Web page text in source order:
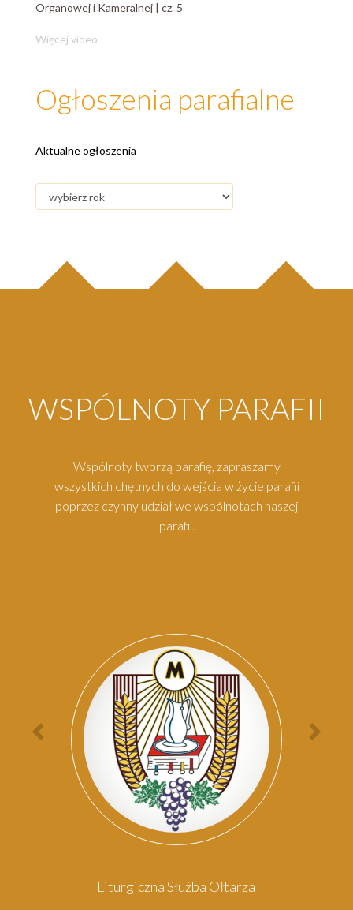
Organowej i Kameralnej | cz. 5
Więcej video
Ogłoszenia parafialne
Aktualne ogłoszenia
WSPÓLNOTY PARAFII
Wspólnoty tworzą parafię, zapraszamy
wszystkich chętnych do wejścia w życie parafii
poprzez czynny udział we wspólnotach naszej
parafii.
Poprzednia
osoba
Liturgiczna Służba Ołtarza